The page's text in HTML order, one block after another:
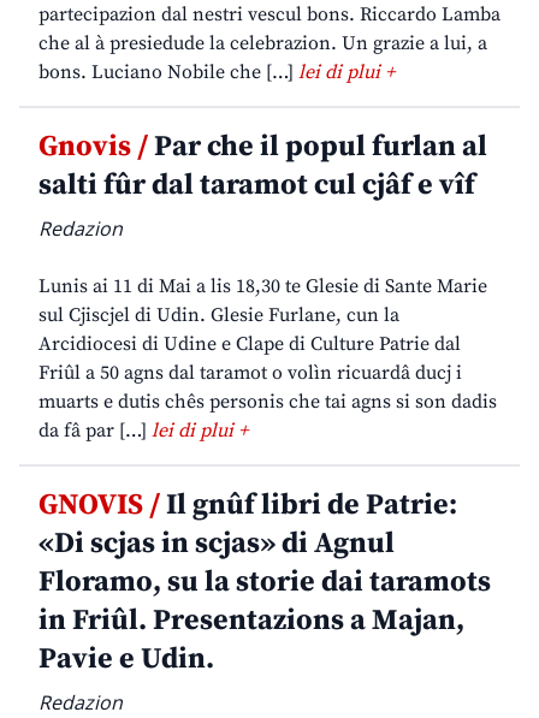
partecipazion dal nestri vescul bons. Riccardo Lamba
che al à presiedude la celebrazion. Un grazie a lui, a
bons. Luciano Nobile che […] lei di plui +
Gnovis /Par che il popul furlan al
salti fûr dal taramot cul cjâf e vîf
Redazion
Lunis ai 11 di Mai a lis 18,30 te Glesie di Sante Marie
sul Cjiscjel di Udin. Glesie Furlane, cun la
Arcidiocesi di Udine e Clape di Culture Patrie dal
Friûl a 50 agns dal taramot o volìn ricuardâ ducj i
muarts e dutis chês personis che tai agns si son dadis
da fâ par […] lei di plui +
GNOVIS /Il gnûf libri de Patrie:
«Di scjas in scjas» di Agnul
Floramo, su la storie dai taramots
in Friûl. Presentazions a Majan,
Pavie e Udin.
Redazion